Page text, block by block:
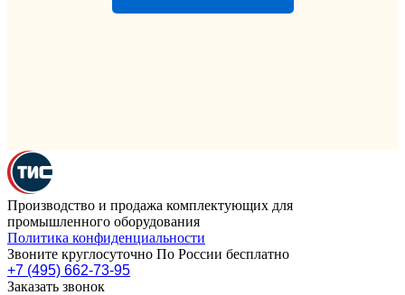
Производство и продажа комплектующих для
промышленного оборудования
Политика конфиденциальности
Звоните круглосуточно По России бесплатно
+7 (495) 662-73-95
Заказать звонок